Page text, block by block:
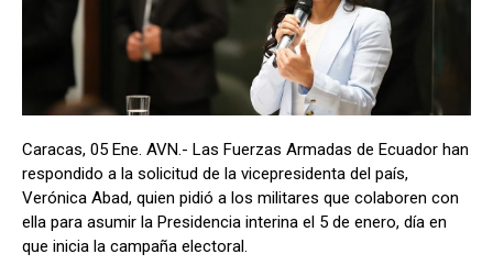
Caracas, 05 Ene. AVN.- Las Fuerzas Armadas de Ecuador han
respondido a la solicitud de la vicepresidenta del país,
Verónica Abad, quien pidió a los militares que colaboren con
ella para asumir la Presidencia interina el 5 de enero, día en
que inicia la campaña electoral.